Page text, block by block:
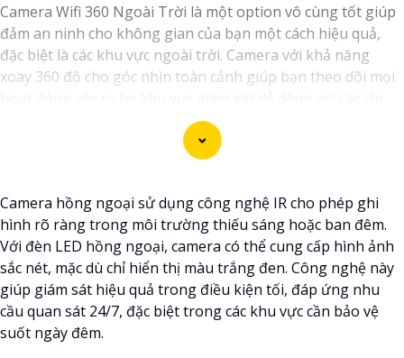
Camera Wifi 360 Ngoài Trời là một option vô cùng tốt giúp
đảm an ninh cho không gian của bạn một cách hiệu quả,
đặc biệt là các khu vực ngoài trời. Camera với khả năng
xoay 360 độ cho góc nhìn toàn cảnh giúp bạn theo dõi mọi
tiết trong khung hình sẽ được thể hiện rõ ràng.
Camera được thiết kế chắc chắn, chống nước và chống bụi
tiết. ️Với camera wifi 360 ngoài trời, bạn có thể yên tâm mà
không cần lo lắng về việc bị xâm nhập hoặc mất trội tài sản.
Camera hồng ngoại sử dụng công nghệ IR cho phép ghi
hình rõ ràng trong môi trường thiếu sáng hoặc ban đêm.
Với đèn LED hồng ngoại, camera có thể cung cấp hình ảnh
sắc nét, mặc dù chỉ hiển thị màu trắng đen. Công nghệ này
giúp giám sát hiệu quả trong điều kiện tối, đáp ứng nhu
cầu quan sát 24/7, đặc biệt trong các khu vực cần bảo vệ
suốt ngày đêm.